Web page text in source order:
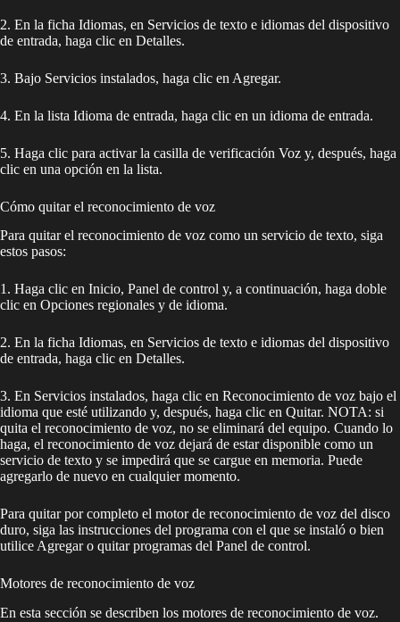
2. En la ficha Idiomas, en Servicios de texto e idiomas del dispositivo
de entrada, haga clic en Detalles.
3. Bajo Servicios instalados, haga clic en Agregar.
4. En la lista Idioma de entrada, haga clic en un idioma de entrada.
5. Haga clic para activar la casilla de verificación Voz y, después, haga
clic en una opción en la lista.
Cómo quitar el reconocimiento de voz
Para quitar el reconocimiento de voz como un servicio de texto, siga
estos pasos:
1. Haga clic en Inicio, Panel de control y, a continuación, haga doble
clic en Opciones regionales y de idioma.
2. En la ficha Idiomas, en Servicios de texto e idiomas del dispositivo
de entrada, haga clic en Detalles.
3. En Servicios instalados, haga clic en Reconocimiento de voz bajo el
idioma que esté utilizando y, después, haga clic en Quitar. NOTA: si
quita el reconocimiento de voz, no se eliminará del equipo. Cuando lo
haga, el reconocimiento de voz dejará de estar disponible como un
servicio de texto y se impedirá que se cargue en memoria. Puede
agregarlo de nuevo en cualquier momento.
Para quitar por completo el motor de reconocimiento de voz del disco
duro, siga las instrucciones del programa con el que se instaló o bien
utilice Agregar o quitar programas del Panel de control.
Motores de reconocimiento de voz
En esta sección se describen los motores de reconocimiento de voz.